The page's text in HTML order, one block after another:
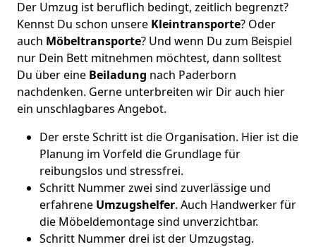
Der Umzug ist beruflich bedingt, zeitlich begrenzt?
Kennst Du schon unsere Kleintransporte? Oder
auch Möbeltransporte? Und wenn Du zum Beispiel
nur Dein Bett mitnehmen möchtest, dann solltest
Du über eine Beiladung nach Paderborn
nachdenken. Gerne unterbreiten wir Dir auch hier
ein unschlagbares Angebot.
Der erste Schritt ist die Organisation. Hier ist die
Planung im Vorfeld die Grundlage für
reibungslos und stressfrei.
Schritt Nummer zwei sind zuverlässige und
erfahrene Umzugshelfer. Auch Handwerker für
die Möbeldemontage sind unverzichtbar.
Schritt Nummer drei ist der Umzugstag.